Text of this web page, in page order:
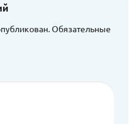
Обязательные